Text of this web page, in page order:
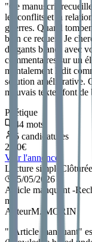
"Ce manuscrit
les conflits et la
guerres. Quand
bien ce recueil. Je
de gants blancs avec
commentaires sur un
mentalement ledit
solution améliorative.
mauvais textes font de
Poétique
44 mots
5 candidatures
2.50€
Voir l'annonce
Lecture simple
Clôturée
25/05/2026
Article manquant -
m
AuteurM. MORIN
" "Article manquant"